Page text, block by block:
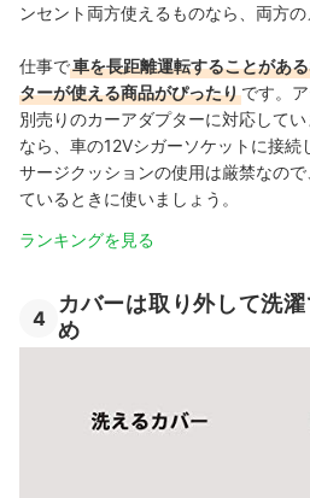
ンセント両方使えるものなら、両方の
仕事で車を長距離運転することがあ
ターが使える商品がぴったりです。
別売りのカーアダプターに対応して
なら、車の12Vシガーソケットに接続
サージクッションの使用は厳禁なの
ているときに使いましょう。
ランキングを見る
4
カバーは取り外して洗
め